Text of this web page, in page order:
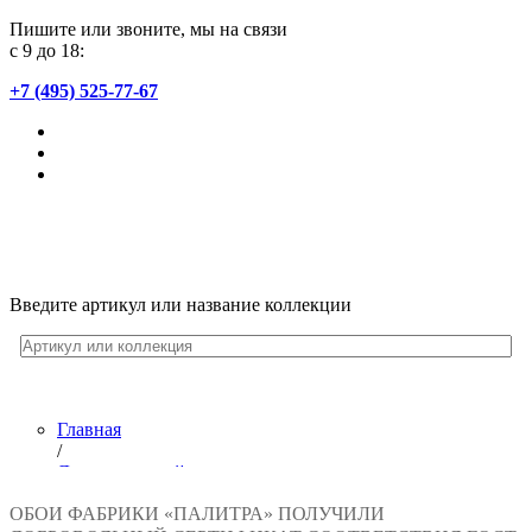
Пишите или звоните, мы на связи
с 9 до 18:
+7 (495) 525-77-67
Введите артикул или название коллекции
Главная
/
Лента новостей
Обои «ПАЛИТРА» получили добровольный
ОБОИ ФАБРИКИ «ПАЛИТРА» ПОЛУЧИЛИ